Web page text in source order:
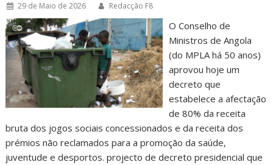
29 de Maio de 2026 Redacção F8
O Conselho de
Ministros de Angola
(do MPLA há 50 anos)
aprovou hoje um
decreto que
estabelece a afectação
de 80% da receita
bruta dos jogos sociais concessionados e da receita dos
prémios não reclamados para a promoção da saúde,
juventude e desportos. projecto de decreto presidencial que